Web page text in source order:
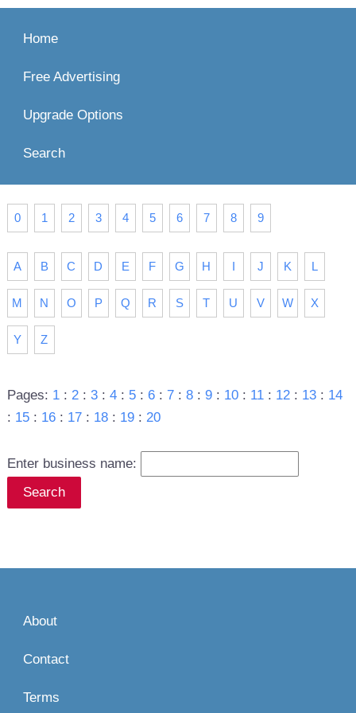
Home
Free Advertising
Upgrade Options
Search
0 1 2 3 4 5 6 7 8 9
A B C D E F G H I J K L
M N O P Q R S T U V W X
Y Z
Pages: 1: 2: 3: 4: 5: 6: 7: 8: 9: 10: 11: 12: 13: 14
: 15: 16: 17: 18: 19: 20
Enter business name:
About
Contact
Terms